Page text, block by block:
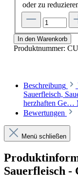
oder zu
In den Warenkorb
Produktnummer:
Beschreibung
Sauerfleisch,
herzhaften Ge…
Bewertungen
Menü schließen
Sauerfleisch -